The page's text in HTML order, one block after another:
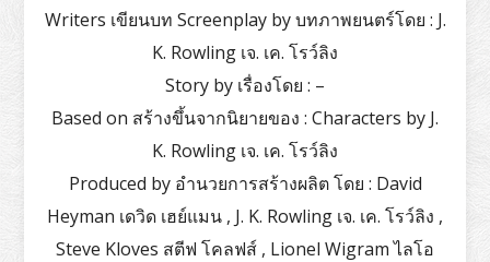
Writers เขียนบท Screenplay by บทภาพยนตร์โดย : J.
K. Rowling เจ. เค. โรว์ลิง
Story by เรื่องโดย : –
Based on สร้างขึ้นจากนิยายของ : Characters by J.
K. Rowling เจ. เค. โรว์ลิง
Produced by อำนวยการสร้างผลิต โดย : David
Heyman เดวิด เฮย์แมน , J. K. Rowling เจ. เค. โรว์ลิง ,
Steve Kloves สตีฟ โคลฟส์ , Lionel Wigram ไลโอ